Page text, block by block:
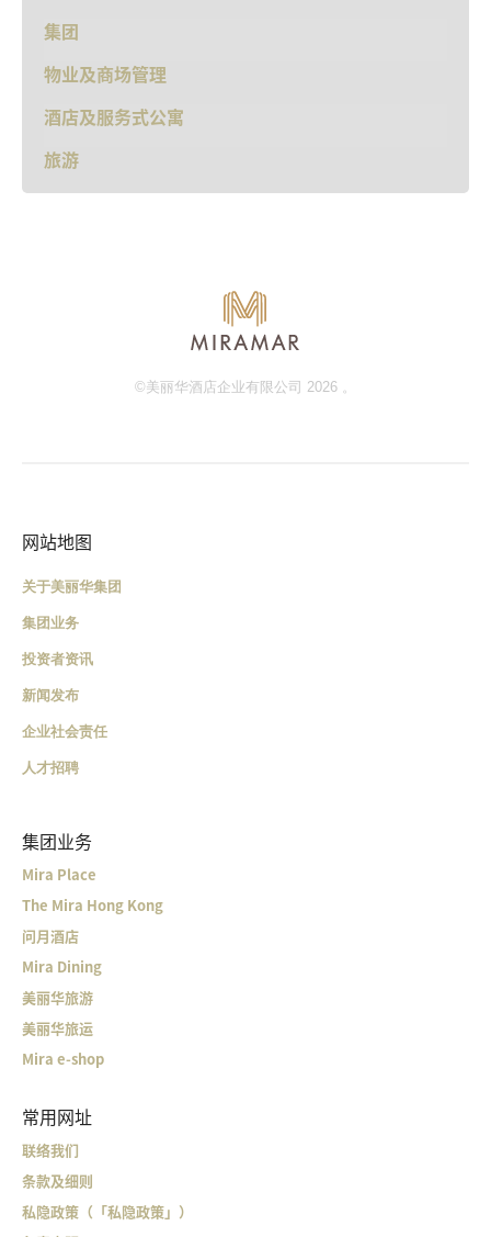
集团
物业及商场管理
酒店及服务式公寓
旅游
©美丽华酒店企业有限公司 2026 。
网站地图
关于美丽华集团
集团业务
投资者资讯
新闻发布
企业社会责任
人才招聘
集团业务
Mira Place
The Mira Hong Kong
问月酒店
Mira Dining
美丽华旅游
美丽华旅运
Mira e-shop
常用网址
联络我们
条款及细则
私隐政策（「私隐政策」）